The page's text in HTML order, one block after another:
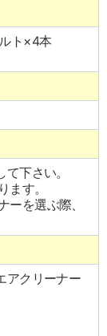
ト×4本
下さい。
す。
を選ぶ際、
アクリーナー